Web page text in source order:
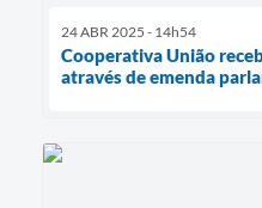
24 ABR 2025 - 14h54
Cooperativa União
através de emenda